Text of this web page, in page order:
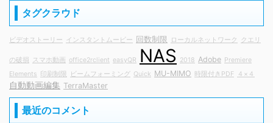
タグクラウド
ビデオストーリー インスタントムービー 回数制限 ローカルネットワーク クエリ
の破損 スマホ動画 office2rclient easyQR NAS 2018 Adobe Premiere
Elements 印刷制限 ビームフォーミング Quick MU-MIMO 時限付きPDF ４×４
自動動画編集 TerraMaster
最近のコメント